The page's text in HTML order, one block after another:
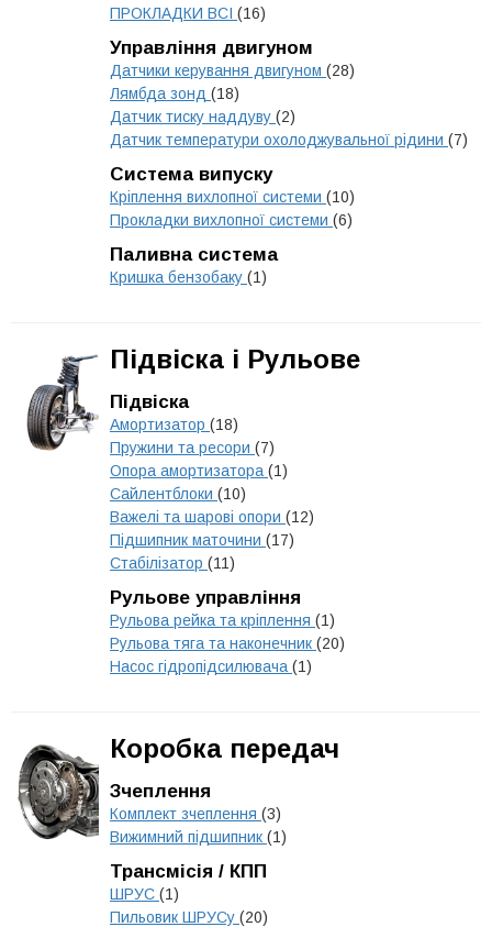
ПРОКЛАДКИ ВСІ (16)
Управління двигуном
Датчики керування двигуном (28)
Лямбда зонд (18)
Датчик тиску наддуву (2)
Датчик температури охолоджувальної рідини (7)
Система випуску
Кріплення вихлопної системи (10)
Прокладки вихлопної системи (6)
Паливна система
Кришка бензобаку (1)
Підвіска і Рульове
Підвіска
Амортизатор (18)
Пружини та ресори (7)
Опора амортизатора (1)
Сайлентблоки (10)
Важелі та шарові опори (12)
Підшипник маточини (17)
Стабілізатор (11)
Рульове управління
Рульова рейка та кріплення (1)
Рульова тяга та наконечник (20)
Насос гідропідсилювача (1)
Коробка передач
Зчеплення
Комплект зчеплення (3)
Вижимний підшипник (1)
Трансмісія / КПП
ШРУС (1)
Пильовик ШРУСу (20)